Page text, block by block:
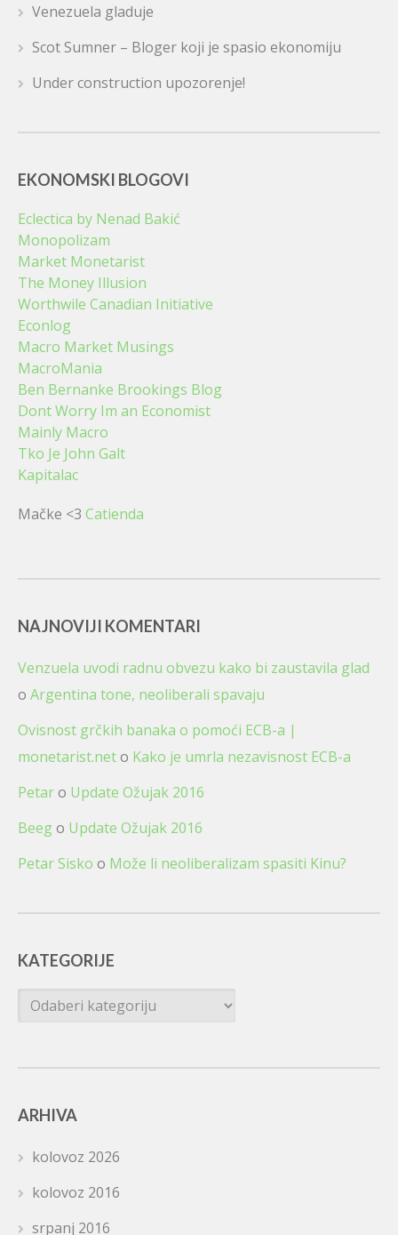
Venezuela gladuje
Scot Sumner – Bloger koji je spasio ekonomiju
Under construction upozorenje!
EKONOMSKI BLOGOVI
Eclectica by Nenad Bakić
Monopolizam
Market Monetarist
The Money Illusion
Worthwile Canadian Initiative
Econlog
Macro Market Musings
MacroMania
Ben Bernanke Brookings Blog
Dont Worry Im an Economist
Mainly Macro
Tko Je John Galt
Kapitalac
Mačke <3 Catienda
NAJNOVIJI KOMENTARI
Venzuela uvodi radnu obvezu kako bi zaustavila glad
o Argentina tone, neoliberali spavaju
Ovisnost grčkih banaka o pomoći ECB-a |
monetarist.neto Kako je umrla nezavisnost ECB-a
Petaro Update Ožujak 2016
Beego Update Ožujak 2016
Petar Sisko o Može li neoliberalizam spasiti Kinu?
KATEGORIJE
Kategorije
ARHIVA
kolovoz 2026
kolovoz 2016
srpanj 2016